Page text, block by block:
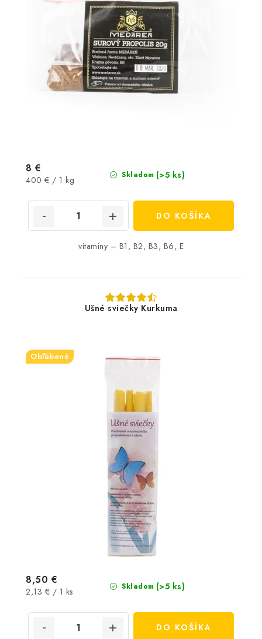
Skladom (>5 ks)
8 €
Jednotková
400 € / 1 kg
DO KOŠÍKA
vitamíny – B1, B2, B3, B6, E
Ušné sviečky Kurkuma
Obľúbené
Skladom (>5 ks)
8,50 €
Jednotková
2,13 € / 1 ks
DO KOŠÍKA